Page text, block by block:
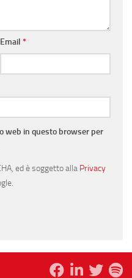
Email *
web in questo browser per
ed è soggetto alla Privacy